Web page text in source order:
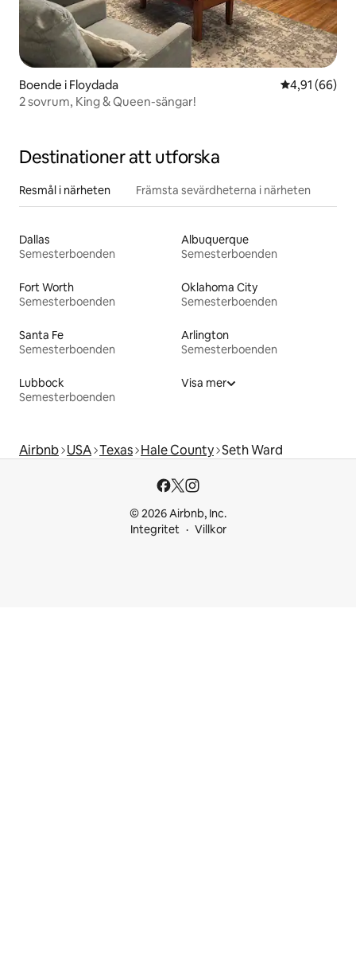
Boende i Floydada 4,91 av 5 i
4,91 (66)
2 sovrum, King & Queen-sängar!
Destinationer att utforska
Resmål i närheten Främsta sevärdheterna i närheten
Dallas
Semesterboenden
Albuquerque
Semesterboenden
Fort Worth
Semesterboenden
Oklahoma City
Semesterboenden
Santa Fe
Semesterboenden
Arlington
Semesterboenden
Lubbock
Semesterboenden
Visa mer
Airbnb USA Texas Hale County Seth Ward
© 2026 Airbnb, Inc.
Integritet
Villkor